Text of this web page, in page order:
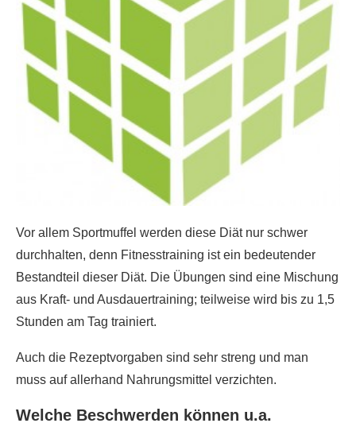
Vor allem Sportmuffel werden diese Diät nur schwer
durchhalten, denn Fitnesstraining ist ein bedeutender
Bestandteil dieser Diät. Die Übungen sind eine Mischung
aus Kraft- und Ausdauertraining; teilweise wird bis zu 1,5
Stunden am Tag trainiert.
Auch die Rezeptvorgaben sind sehr streng und man
muss auf allerhand Nahrungsmittel verzichten.
Welche Beschwerden können u.a.